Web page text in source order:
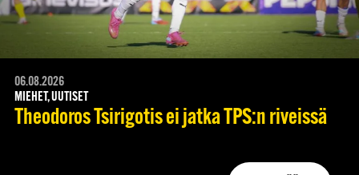
06.08.2026
MIEHET, UUTISET
Theodoros Tsirigotis ei jatka TPS:n riveissä